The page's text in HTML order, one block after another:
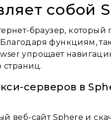
собой
браузер,
функциям,
упрощает
серверов в
веб-сайт Sphere и